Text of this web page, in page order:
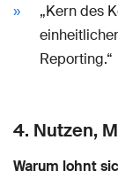
„Kern des
Reporting.“
4. Nutzen,
Warum lohnt